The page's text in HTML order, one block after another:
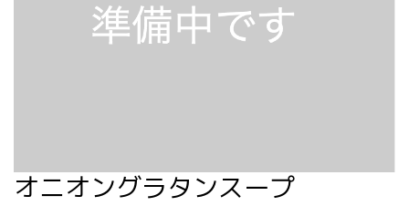
オニオングラタンスープ